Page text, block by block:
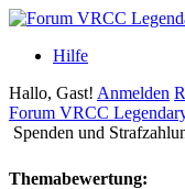
Hilfe
Hallo, Gast! Anmelden
Forum VRCC
Spenden und
Themabewertung: